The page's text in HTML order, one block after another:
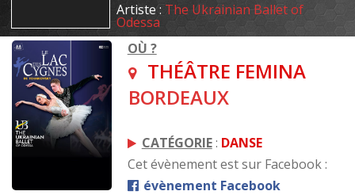
Artiste : The Ukrainian Ballet of
Odessa
OÙ ?
THÉÂTRE FEMINA
BORDEAUX
CATÉGORIE: DANSE
Cet évènement est sur Facebook :
évènement Facebook